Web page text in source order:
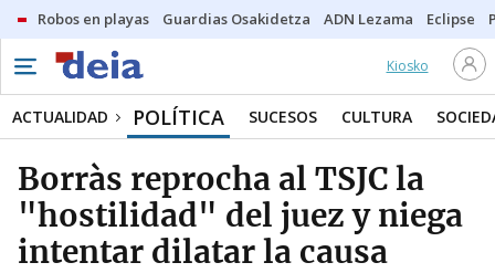
Robos en playas Guardias Osakidetza ADN Lezama Eclipse
Kiosko
ACTUALIDAD POLÍTICA SUCESOS CULTURA
Borràs reprocha al TSJC la
"hostilidad" del juez y niega
intentar dilatar la causa